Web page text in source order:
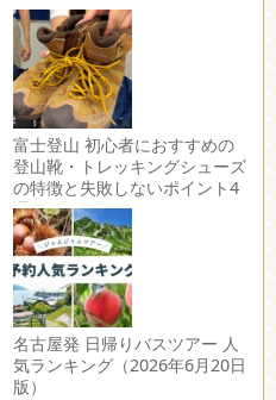
富士登山 初心者におすすめの
登山靴・トレッキングシューズ
の特徴と失敗しないポイント4
選
名古屋発 日帰りバスツアー 人
気ランキング（2026年6月20日
版）